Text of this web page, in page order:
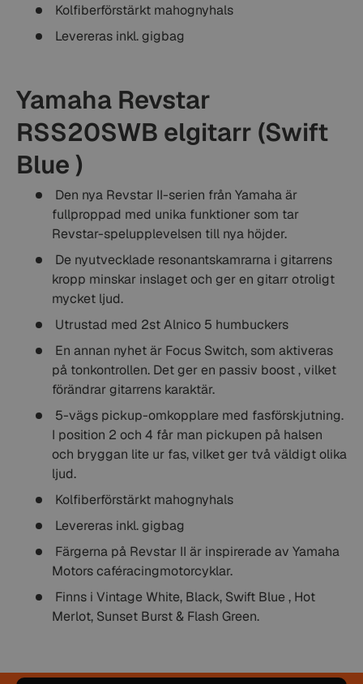
Kolfiberförstärkt mahognyhals
Levereras inkl. gigbag
Yamaha Revstar
RSS20SWB elgitarr (Swift
Blue )
Den nya Revstar II-serien från Yamaha är
fullproppad med unika funktioner som tar
Revstar-spelupplevelsen till nya höjder.
De nyutvecklade resonantskamrarna i gitarrens
kropp minskar inslaget och ger en gitarr otroligt
mycket ljud.
Utrustad med 2st Alnico 5 humbuckers
En annan nyhet är Focus Switch, som aktiveras
på tonkontrollen. Det ger en passiv boost , vilket
förändrar gitarrens karaktär.
5-vägs pickup-omkopplare med fasförskjutning.
I position 2 och 4 får man pickupen på halsen
och bryggan lite ur fas, vilket ger två väldigt olika
ljud.
Kolfiberförstärkt mahognyhals
Levereras inkl. gigbag
Färgerna på Revstar II är inspirerade av Yamaha
Motors caféracingmotorcyklar.
Finns i Vintage White, Black, Swift Blue , Hot
Merlot, Sunset Burst & Flash Green.